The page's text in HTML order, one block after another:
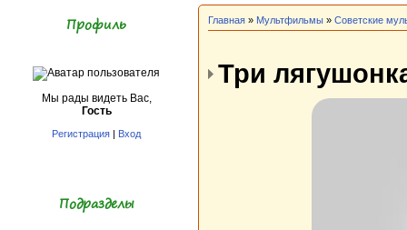
Профиль
Мы рады видеть Вас,
Гость
Регистрация | Вход
Подразделы
Главная » Мультфильмы » Советские
Три